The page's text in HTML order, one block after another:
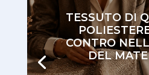
TESSUTO DI
CONTRO
DEL